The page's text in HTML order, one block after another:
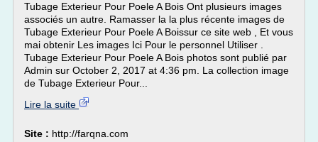
Tubage Exterieur Pour Poele A Bois Ont plusieurs images
associés un autre. Ramasser la la plus récente images de
Tubage Exterieur Pour Poele A Boissur ce site web , Et vous
mai obtenir Les images Ici Pour le personnel Utiliser .
Tubage Exterieur Pour Poele A Bois photos sont publié par
Admin sur October 2, 2017 at 4:36 pm. La collection image
de Tubage Exterieur Pour...
Lire la suite
Site : http://farqna.com